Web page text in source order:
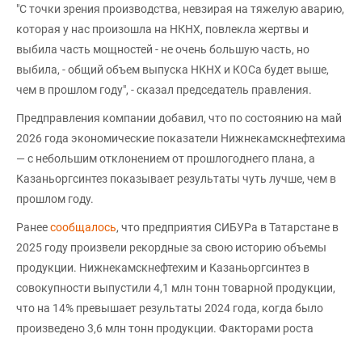
"С точки зрения производства, невзирая на тяжелую аварию,
которая у нас произошла на НКНХ, повлекла жертвы и
выбила часть мощностей - не очень большую часть, но
выбила, - общий объем выпуска НКНХ и КОСа будет выше,
чем в прошлом году", - сказал председатель правления.
Предправления компании добавил, что по состоянию на май
2026 года экономические показатели Нижнекамскнефтехима
— с небольшим отклонением от прошлогоднего плана, а
Казаньоргсинтез показывает результаты чуть лучше, чем в
прошлом году.
Ранеесообщалось, что предприятия СИБУРа в Татарстане в
2025 году произвели рекордные за свою историю объемы
продукции. Нижнекамскнефтехим и Казаньоргсинтез в
совокупности выпустили 4,1 млн тонн товарной продукции,
что на 14% превышает результаты 2024 года, когда было
произведено 3,6 млн тонн продукции. Факторами роста